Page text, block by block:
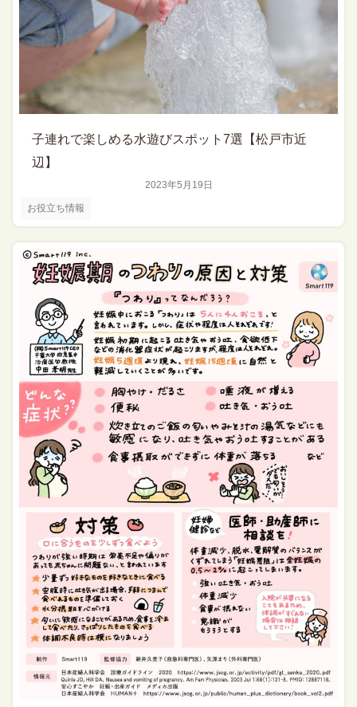
お役立ち情報
2023年5月19日
子連れで楽しめる水遊びスポット7選【松戸市近
辺】